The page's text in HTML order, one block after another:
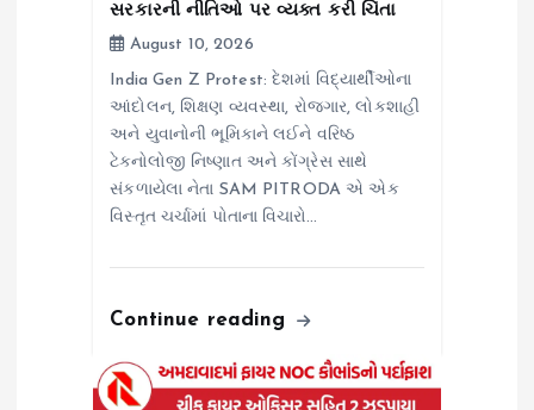
સરકારની નીતિઓ પર વ્યક્ત કરી ચિંતા
August 10, 2026
India Gen Z Protest: દેશમાં વિદ્યાર્થીઓના
આંદોલન, શિક્ષણ વ્યવસ્થા, રોજગાર, લોકશાહી
અને યુવાનોની ભૂમિકાને લઈને વરિષ્ઠ
ટેક્નોલોજી નિષ્ણાત અને કોંગ્રેસ સાથે
સંકળાયેલા નેતા SAM PITRODA એ એક
વિસ્તૃત ચર્ચામાં પોતાના વિચારો…
Continue reading